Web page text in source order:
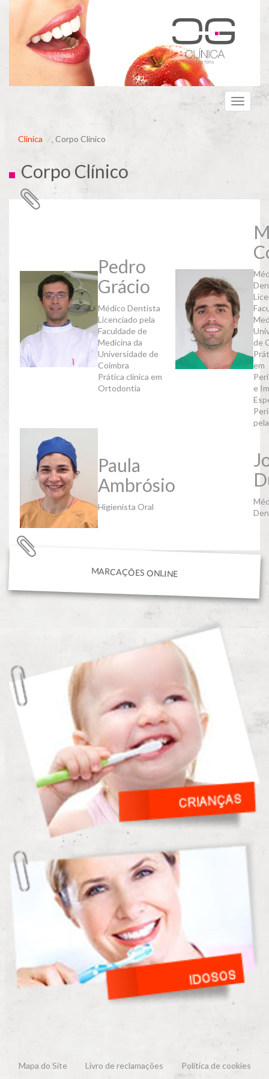
Passar
conteúdo
principal
Toggle
Clinica Corpo Clínico
Corpo Clínico
Pedro
Grácio
Médico Dentista
Licenciado pela
Faculdade de
Medicina da
Universidade de
Coimbra
Prática clínica em
Ortodontia
de
em
e
Paula
Ambrósio
Higienista Oral
MARCAÇÕES ONLINE
Mapa do Site Livro de reclamações Política de cookies